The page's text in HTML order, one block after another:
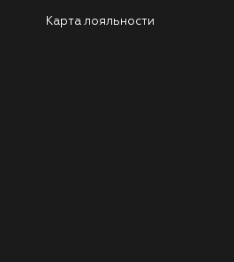
Карта лояльности